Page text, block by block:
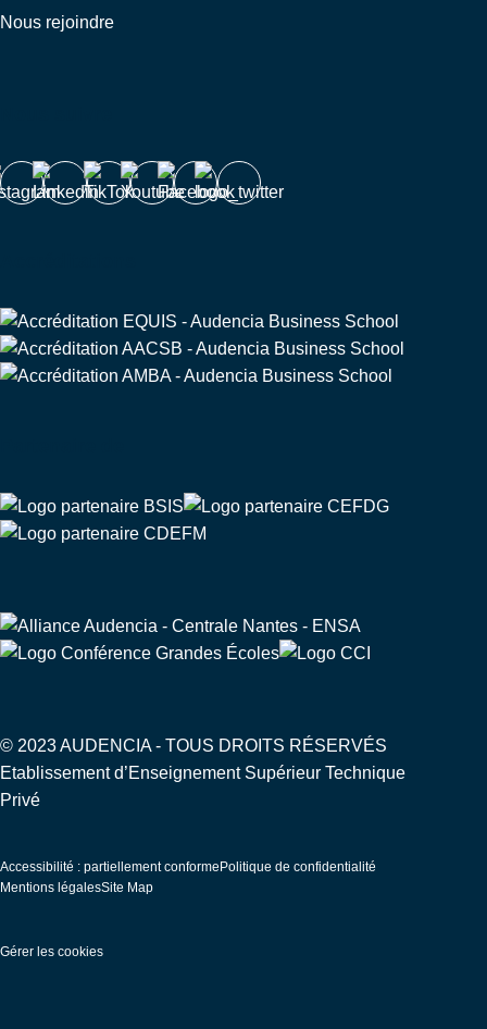
Nous rejoindre
© 2023 AUDENCIA - TOUS DROITS RÉSERVÉS
Etablissement d’Enseignement Supérieur Technique
Privé
Pied
de
Accessibilité : partiellement conforme Politique de confidentialité
Mentions légalesSite Map
Gérer les cookies